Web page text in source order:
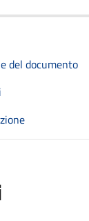
del documento